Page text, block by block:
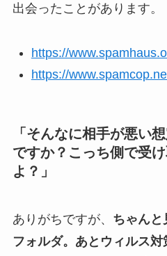
出会ったことがあります。
https://
https://
「そんなに相手が悪い
ですか？こっち側で受
よ？」
ありがちですが、 ちゃんと
フォルダ。あとウィルス